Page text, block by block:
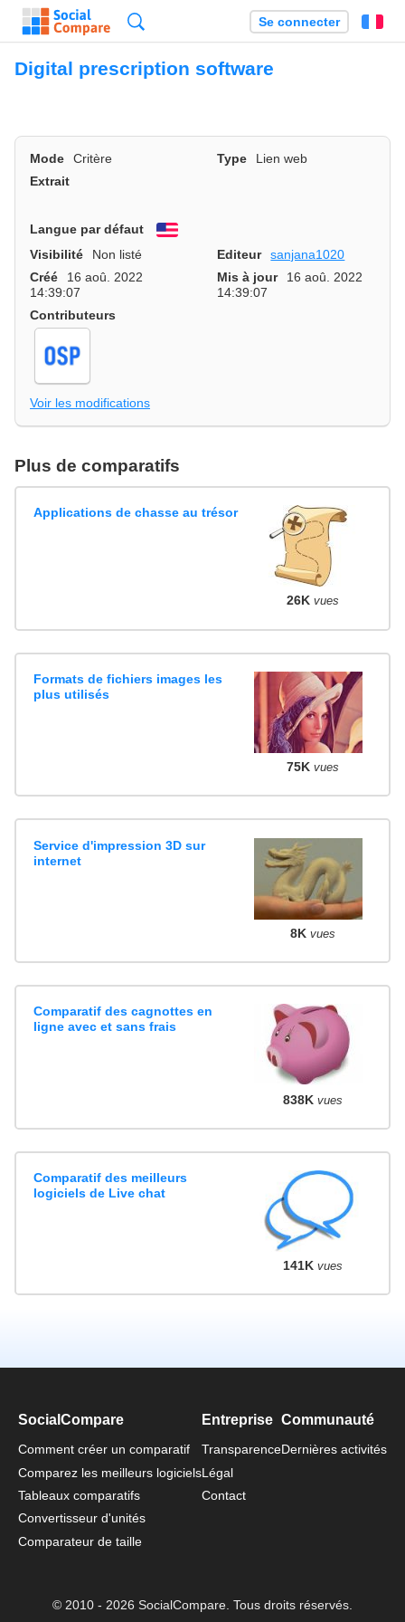
Se connecter
Digital prescription software
Mode Critère Type
Lien web
Extrait
Langue par défaut
English
Visibilité
Non listé Editeur
sanjana1020
Créé
16 aoû. 2022
14:39:07
Mis à jour
16 aoû. 2022
14:39:07
Contributeurs
Voir les modifications
Plus de comparatifs
Applications de chasse au trésor
26K vues
Formats de fichiers images les
plus utilisés
75K vues
Service d'impression 3D sur
internet
8K vues
Comparatif des cagnottes en
ligne avec et sans frais
838K vues
Comparatif des meilleurs
logiciels de Live chat
141K vues
SocialCompare
Comment créer un comparatif
Comparez les meilleurs logiciels
Tableaux comparatifs
Convertisseur d'unités
Comparateur de taille
Entreprise
Transparence
Légal
Contact
Communauté
Dernières activités
© 2010 - 2026 SocialCompare. Tous droits réservés.